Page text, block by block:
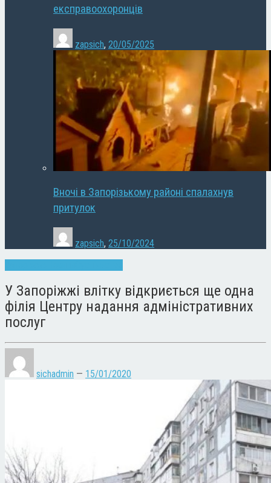
експравоохоронців
zapsich, 20/05/2025
Вночі в Запорізькому районі спалахнув
притулок
zapsich, 25/10/2024
У Запоріжжі влітку відкриється ще одна
філія Центру надання адміністративних
послуг
sichadmin — 15/01/2020